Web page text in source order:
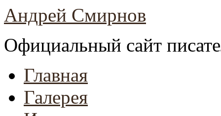
Андрей Смирнов
Официальный сайт
Главная
Галерея